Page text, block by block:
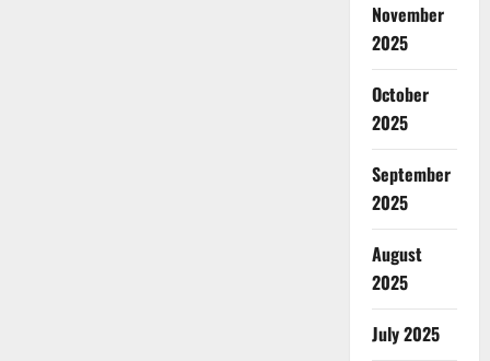
November
2025
October
2025
September
2025
August
2025
July 2025